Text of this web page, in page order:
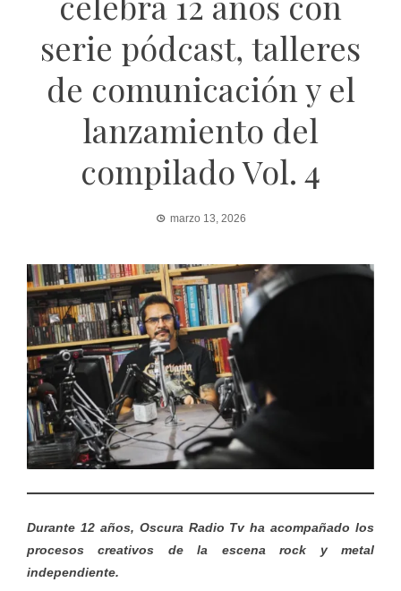
serie pódcast, talleres
de comunicación y el
lanzamiento del
compilado Vol. 4
marzo 13, 2026
Durante 12 años, Oscura Radio Tv ha acompañado los
procesos creativos de la escena rock y metal
independiente.